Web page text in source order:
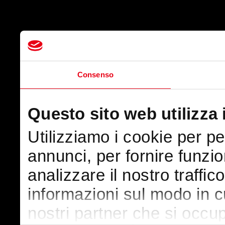
Consenso
Questo sito web utilizza
Utilizziamo i cookie per
annunci, per fornire
analizzare il nostro
informazioni sul modo in
nostri partner che si